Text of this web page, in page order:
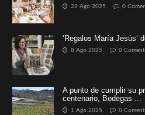
22 Ago 2025 0
‘Regalos María Jesús’
8 Ago 2025 0
A punto de cumplir su
centenario, Bodegas ...
1 Ago 2025 0